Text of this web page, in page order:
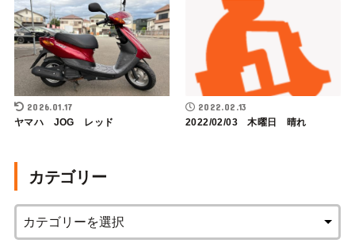
2026.01.17
ヤマハ JOG レッド
2022.02.13
2022/02/03 木曜日 晴れ
カテゴリー